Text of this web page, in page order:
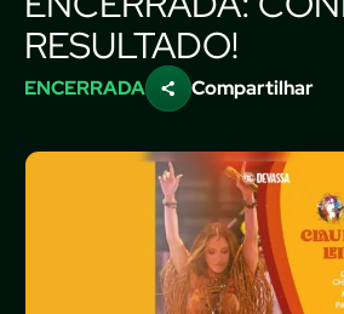
RESULTADO!
ENCERRADA Compartilhar